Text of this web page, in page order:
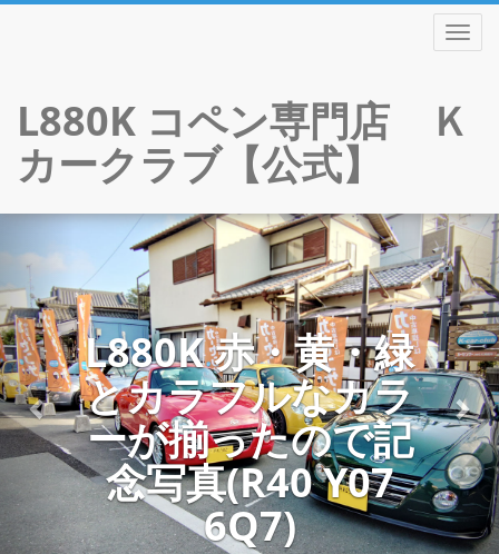
L880K コペン専門店 Ｋ
カークラブ【公式】
to
content
【先行公開】希少
MT L880K コペン
(５速マニュア
ル) DOHC4気筒ツ
インカムターボ 最
終型H24★10TH
ANNIVERSARY【
OUT】
Previous